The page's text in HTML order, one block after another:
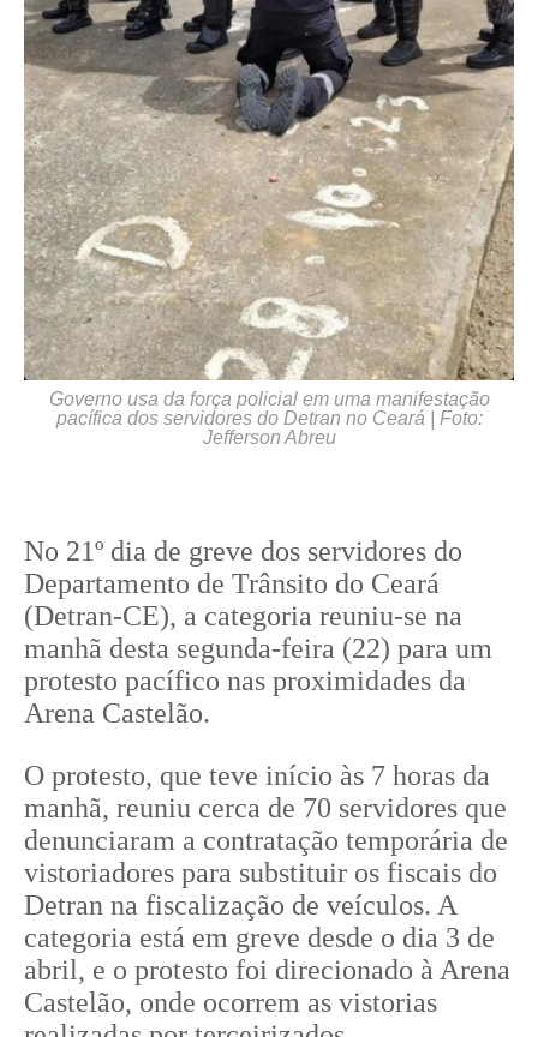
Governo usa da força policial em uma manifestação
pacífica dos servidores do Detran no Ceará | Foto:
Jefferson Abreu
No 21º dia de greve dos servidores do
Departamento de Trânsito do Ceará
(Detran-CE), a categoria reuniu-se na
manhã desta segunda-feira (22) para um
protesto pacífico nas proximidades da
Arena Castelão.
O protesto, que teve início às 7 horas da
manhã, reuniu cerca de 70 servidores que
denunciaram a contratação temporária de
vistoriadores para substituir os fiscais do
Detran na fiscalização de veículos. A
categoria está em greve desde o dia 3 de
abril, e o protesto foi direcionado à Arena
Castelão, onde ocorrem as vistorias